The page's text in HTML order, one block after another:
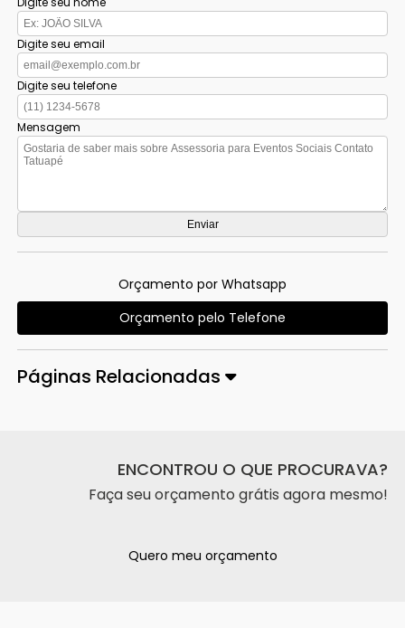
Digite seu email
Digite seu telefone
Mensagem
Orçamento por Whatsapp
Orçamento pelo Telefone
Páginas Relacionadas
ENCONTROU O QUE PROCURAVA?
Faça seu orçamento grátis agora mesmo!
Quero meu orçamento